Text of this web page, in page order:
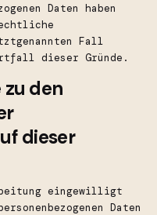
Daten haben
Fall
dieser Gründe.
den
dieser
eingewilligt
Daten